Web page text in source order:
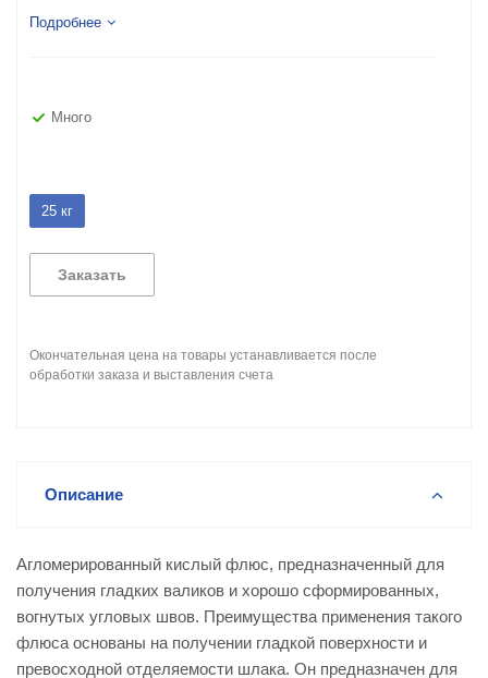
Подробнее
Много
25 кг
Заказать
Окончательная цена на товары устанавливается после
обработки заказа и выставления счета
Описание
Агломерированный кислый флюс, предназначенный для
получения гладких валиков и хорошо сформированных,
вогнутых угловых швов. Преимущества применения такого
флюса основаны на получении гладкой поверхности и
превосходной отделяемости шлака. Он предназначен для